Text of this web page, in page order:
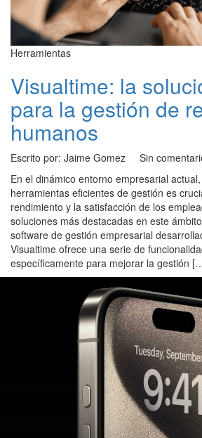
Herramientas
Visualtime: la
para la gestión de
humanos
Escrito por: Jaime Gomez Sin
En el dinámico entorno empresarial
herramientas eficientes de gestión es
rendimiento y la satisfacción de los
soluciones más destacadas en este
software de gestión empresarial
Visualtime ofrece una serie de
específicamente para mejorar la gestión